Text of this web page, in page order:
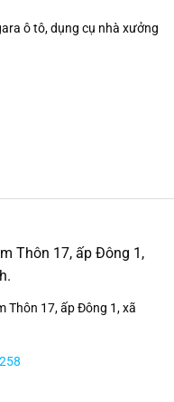
ô tô, dụng cụ nhà xưởng
Thôn 17, ấp Đông 1,
Thôn 17, ấp Đông 1, xã